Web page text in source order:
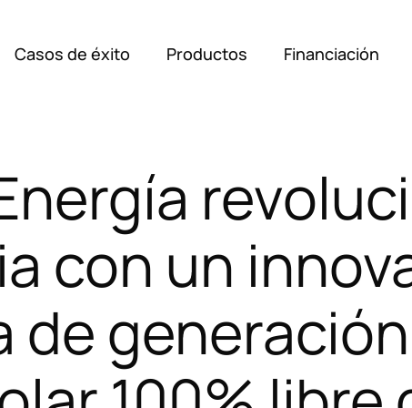
Casos de éxito Productos Financiación
con un
degeneración